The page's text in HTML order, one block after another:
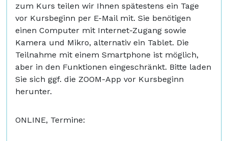
zum Kurs teilen wir Ihnen spätestens ein Tage
vor Kursbeginn per E-Mail mit. Sie benötigen
einen Computer mit Internet-Zugang sowie
Kamera und Mikro, alternativ ein Tablet. Die
Teilnahme mit einem Smartphone ist möglich,
aber in den Funktionen eingeschränkt. Bitte laden
Sie sich ggf. die ZOOM-App vor Kursbeginn
herunter.
ONLINE, Termine: